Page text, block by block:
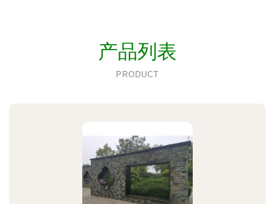
产品列表
PRODUCT